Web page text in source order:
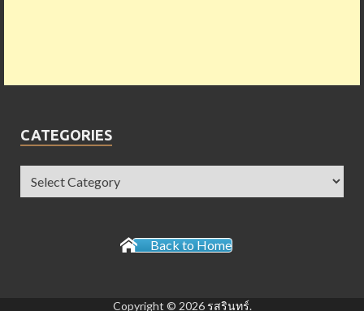
CATEGORIES
Back to Home
Copyright © 2026 รสรินทร์.